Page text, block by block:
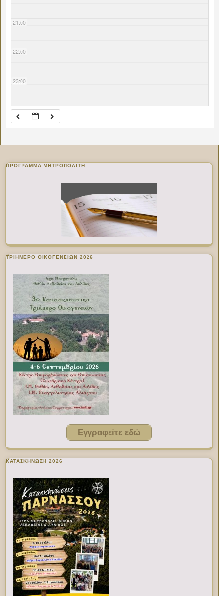
21:00
22:00
23:00
ΠΡΌΓΡΑΜΜΑ ΜΗΤΡΟΠΟΛΊΤΗ
ΤΡΙΗΜΕΡΟ ΟΙΚΟΓΕΝΕΙΩΝ 2026
Εγγραφείτε εδώ
ΚΑΤΑΣΚΗΝΩΣΗ 2026